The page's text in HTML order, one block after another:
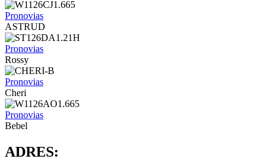
Pronovias
ASTRUD
Pronovias
Rossy
Pronovias
Cheri
Pronovias
Bebel
ADRES: